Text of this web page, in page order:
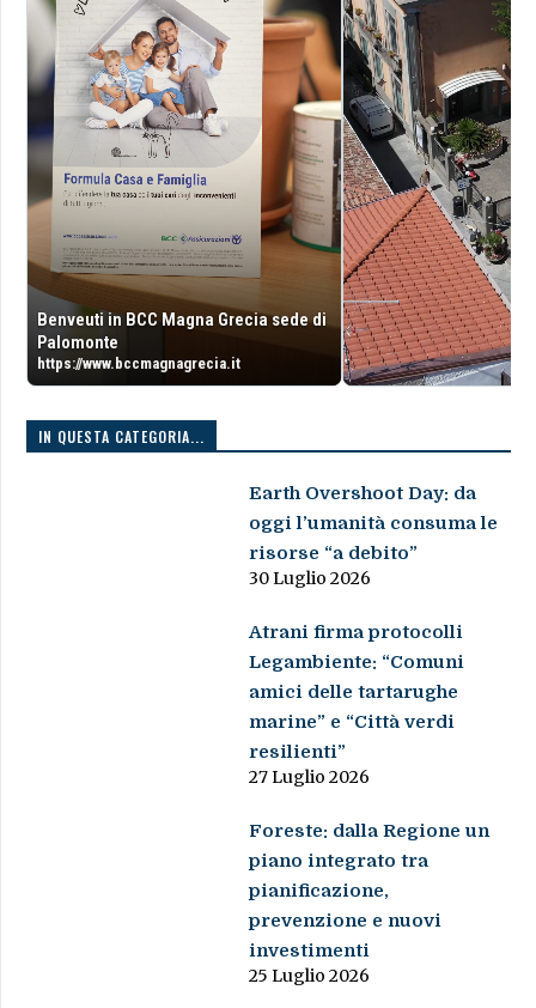
Benveuti in BCC Magna Grecia sede di
Palomonte
https://www.bccmagnagrecia.it
IN QUESTA CATEGORIA...
Earth Overshoot Day: da
oggi l’umanità consuma le
risorse “a debito”
30 Luglio 2026
Atrani firma protocolli
Legambiente: “Comuni
amici delle tartarughe
marine” e “Città verdi
resilienti”
27 Luglio 2026
Foreste: dalla Regione un
piano integrato tra
pianificazione,
prevenzione e nuovi
investimenti
25 Luglio 2026